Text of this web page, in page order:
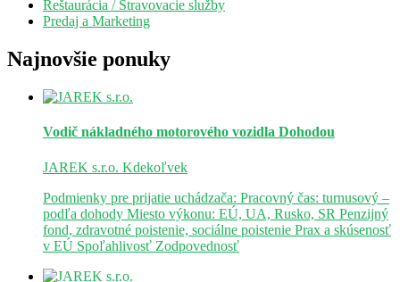
Reštaurácia / Stravovacie služby
Predaj a Marketing
Najnovšie ponuky
Vodič nákladného motorového vozidla Dohodou
JAREK s.r.o. Kdekoľvek
Podmienky pre prijatie uchádzača: Pracovný čas: turnusový –
podľa dohody Miesto výkonu: EÚ, UA, Rusko, SR Penzijný
fond, zdravotné poistenie, sociálne poistenie Prax a skúsenosť
v EÚ Spoľahlivosť Zodpovednosť